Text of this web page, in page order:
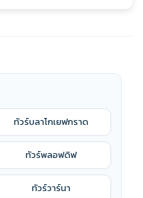
ทัวร์บลาโกเยฟกราด
ทัวร์พลอฟดิฟ
ทัวร์วาร์นา